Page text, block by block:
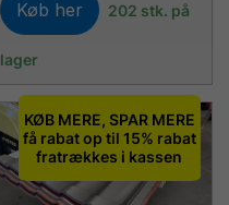
Køb her 202 stk. på
lager
KØB MERE, SPAR MERE
få rabat op til 15% rabat
fratrækkes i kassen